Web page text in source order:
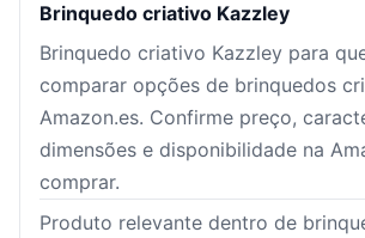
Brinquedo criativo Kazzley
Brinquedo criativo Kazzley para
comparar opções de brinquedos
Amazon.es. Confirme preço,
dimensões e disponibilidade na
comprar.
Produto relevante dentro de